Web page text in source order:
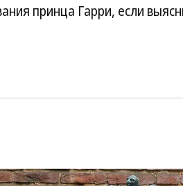
принца Гарри, если